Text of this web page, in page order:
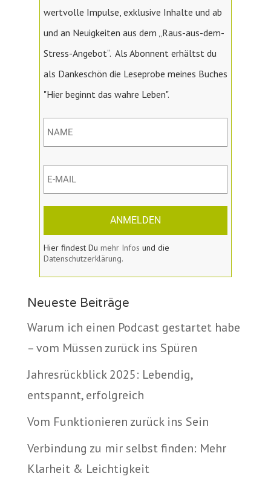
wertvolle Impulse, exklusive Inhalte und ab
und an Neuigkeiten aus dem „Raus-aus-dem-
Stress-Angebot“. Als Abonnent erhältst du
als Dankeschön die Leseprobe meines Buches
"Hier beginnt das wahre Leben".
ANMELDEN
Hier findest Du mehr Infos und die
Datenschutzerklärung.
Neueste Beiträge
Warum ich einen Podcast gestartet habe
– vom Müssen zurück ins Spüren
Jahresrückblick 2025: Lebendig,
entspannt, erfolgreich
Vom Funktionieren zurück ins Sein
Verbindung zu mir selbst finden: Mehr
Klarheit & Leichtigkeit